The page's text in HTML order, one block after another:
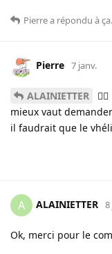
Pierrea répondu à ça.
Pierre 7 janv.
ALAINIETTER
🤷‍♂️
mieux vaut
il faudrait que le
A ALAINIETTER 8
Ok, merci pour le